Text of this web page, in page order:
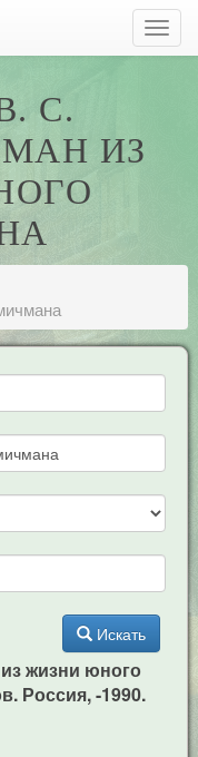
С.
ИЗ
Искать
жизни юного
Россия, -1990.